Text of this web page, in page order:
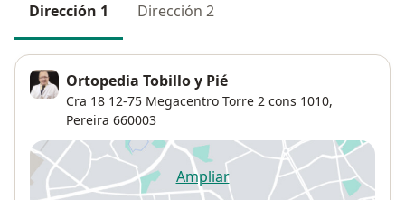
Dirección 1 Dirección 2
Ortopedia Tobillo y Pié
Cra 18 12-75 Megacentro Torre 2 cons 1010,
Pereira 660003
Ampliarse abre en una nueva